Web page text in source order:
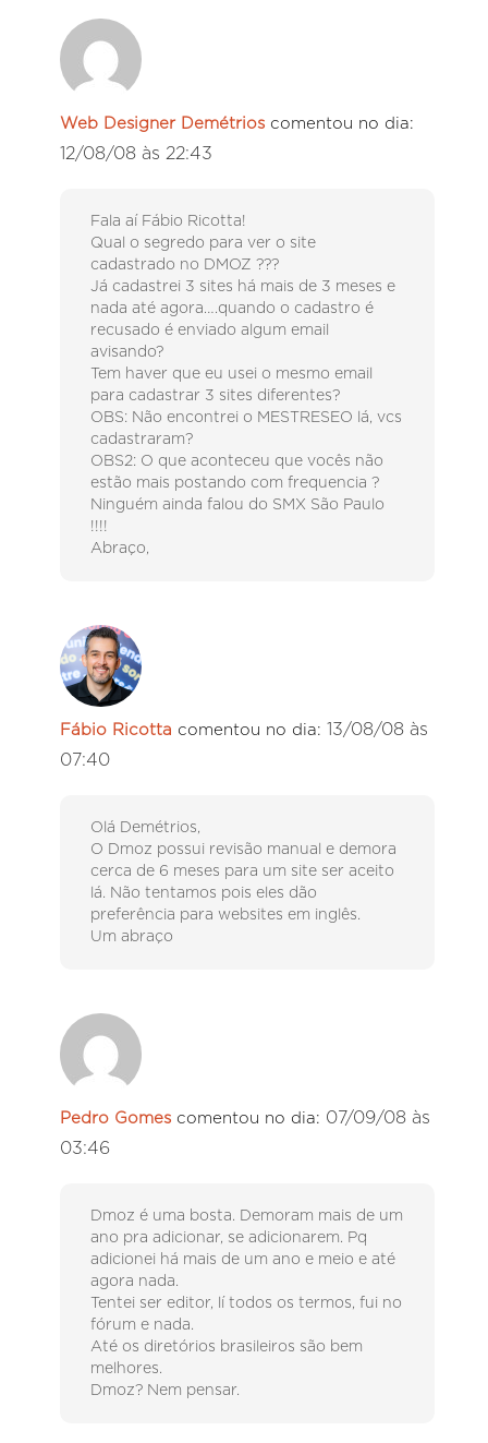
Web Designer Demétrios comentou no dia:
12/08/08 às 22:43
Fala aí Fábio Ricotta!
Qual o segredo para ver o site
cadastrado no DMOZ ???
Já cadastrei 3 sites há mais de 3 meses e
nada até agora….quando o cadastro é
recusado é enviado algum email
avisando?
Tem haver que eu usei o mesmo email
para cadastrar 3 sites diferentes?
OBS: Não encontrei o MESTRESEO lá, vcs
cadastraram?
OBS2: O que aconteceu que vocês não
estão mais postando com frequencia ?
Ninguém ainda falou do SMX São Paulo
!!!!
Abraço,
Fábio Ricotta comentou no dia: 13/08/08 às
07:40
Olá Demétrios,
O Dmoz possui revisão manual e demora
cerca de 6 meses para um site ser aceito
lá. Não tentamos pois eles dão
preferência para websites em inglês.
Um abraço
Pedro Gomes comentou no dia: 07/09/08 às
03:46
Dmoz é uma bosta. Demoram mais de um
ano pra adicionar, se adicionarem. Pq
adicionei há mais de um ano e meio e até
agora nada.
Tentei ser editor, lí todos os termos, fui no
fórum e nada.
Até os diretórios brasileiros são bem
melhores.
Dmoz? Nem pensar.